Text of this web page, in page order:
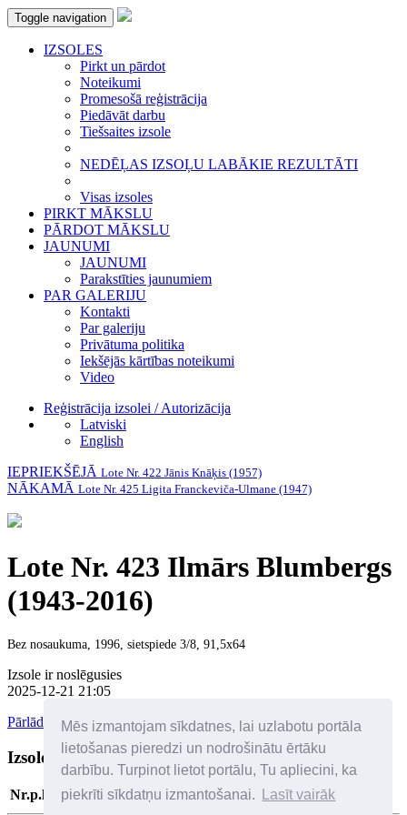
Mēs izmantojam sīkdatnes, lai uzlabotu portāla
lietošanas pieredzi un nodrošinātu ērtāku
darbību. Turpinot lietot portālu, Tu apliecini, ka
piekrīti sīkdatņu izmantošanai.
Lasīt vairāk
Toggle navigation
IZSOLES
Pirkt un pārdot
Noteikumi
Promesošā reģistrācija
Piedāvāt darbu
Tiešsaites izsole
NEDĒĻAS IZSOĻU LABĀKIE REZULTĀTI
Visas izsoles
PIRKT MĀKSLU
PĀRDOT MĀKSLU
JAUNUMI
JAUNUMI
Parakstīties jaunumiem
PAR GALERIJU
Kontakti
Par galeriju
Privātuma politika
Iekšējās kārtības noteikumi
Video
Reģistrācija izsolei / Autorizācija
Latviski
English
IEPRIEKŠĒJĀ Lote Nr. 422 Jānis Knāķis (1957)
NĀKAMĀ Lote Nr. 425 Ligita Franckeviča-Ulmane (1947)
Lote Nr. 423 Ilmārs Blumbergs
(1943-2016)
Bez nosaukuma, 1996, sietspiede 3/8, 91,5x64
Izsole ir noslēgusies
2025-12-21 21:05
Pārlādēt lapu
Izsoles dalībniekiPalīdzība
Nr.p.k Solītājs Datums/laiks Solītā cena